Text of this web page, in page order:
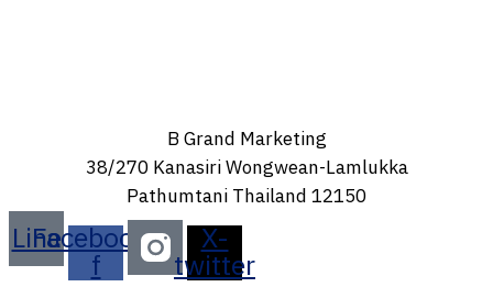
B Grand Marketing
38/270 Kanasiri Wongwean-Lamlukka
Pathumtani Thailand 12150
Line
Facebook-
f
X-
twitter